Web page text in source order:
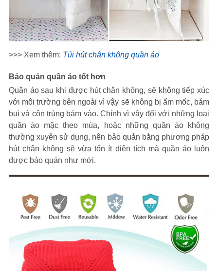
>>> Xem thêm: Túi hút chân không quần áo
Bảo quản quần áo tốt hơn
Quần áo sau khi được hút chân không, sẽ không tiếp xúc
với môi trường bên ngoài vì vậy sẽ không bị ẩm mốc, bám
bụi và côn trùng bám vào. Chính vì vậy đối với những loại
quần áo mặc theo mùa, hoặc những quần áo không
thường xuyên sử dụng, nên bảo quản bằng phương pháp
hút chân không sẽ vừa tốn ít diện tích mà quần áo luôn
được bảo quản như mới.